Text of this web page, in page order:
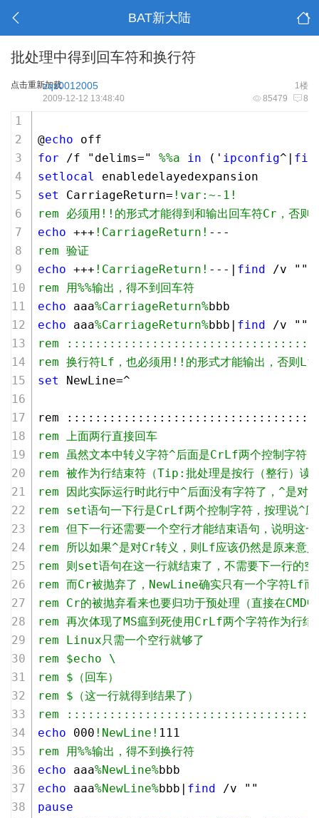
BAT新大陆
批处理中得到回车符和换行符
点击重新加载 1楼
zqz0012005
85479 8
2009-12-12 13:48:40
@echo off
for /f "delims=" %%a in (' ipconfig^|
setlocal
enabledelayedexpansion
set
CarriageReturn= !var:~-1!
rem 必须用!!的形式才能得到和输出回车符Cr，否则
echo +++ !CarriageReturn! ---
rem 验证
echo +++ !CarriageReturn! ---| find /v ""
rem 用%%输出，得不到回车符
echo aaa%CarriageReturn%bbb
echo aaa%CarriageReturn%bbb| find /v ""
rem :::::::::::::::::::::::::::::::::::
rem 换行符Lf，也必须用!!的形式才能输出，否则Lf
set
NewLine=^
rem :::::::::::::::::::::::::::::::::::
rem 上面两行直接回车
rem 虽然文本中转义字符^后面是CrLf两个控制字符
rem 被作为行结束符（Tip:批处理是按行（整行）读
rem 因此实际运行时此行中^后面没有字符了，^是对
rem set语句一下行是CrLf两个控制字符，按理说^
rem 但下一行还需要一个空行才能结束语句，说明这
rem 所以如果^是对Cr转义，则Lf应该仍然是原来意
rem 则set语句在这一行就结束了，不需要下一行的
rem 而Cr被抛弃了，NewLine确实只有一个字符Lf
rem Cr的被抛弃看来也要归功于预处理（直接在CMD
rem 再次体现了MS瘟到死使用CrLf两个字符作为行结
rem Linux只需一个空行就够了
rem $echo \
rem $（回车）
rem $（这一行就得到结果了）
rem :::::::::::::::::::::::::::::::::::
echo
000 !NewLine! 111
rem 用%%输出，得不到换行符
echo aaa%NewLine%bbb
echo aaa%NewLine%bbb| find /v ""
pause